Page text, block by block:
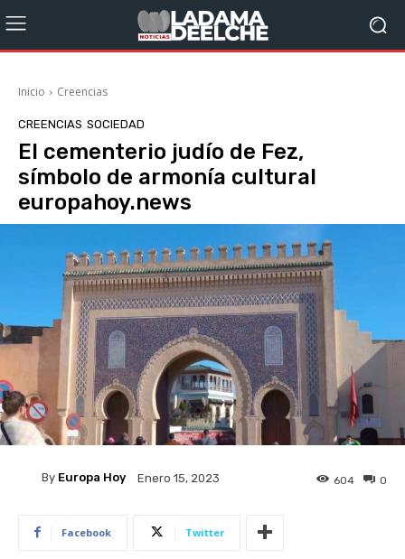
Inicio Creencias
CREENCIAS SOCIEDAD
El cementerio judío de Fez,
símbolo de armonía cultural
europahoy.news
By Europa Hoy Enero 15, 2023 0
604
Facebook Twitter